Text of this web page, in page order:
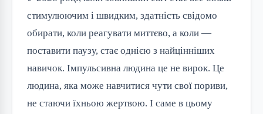
стимулюючим і швидким, здатність свідомо
обирати, коли реагувати миттєво, а коли —
поставити паузу, стає однією з найцінніших
навичок. Імпульсивна людина це не вирок. Це
людина, яка може навчитися чути свої пориви,
не стаючи їхньою жертвою. І саме в цьому